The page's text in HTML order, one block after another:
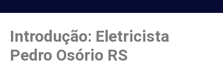
Introdução: Eletricista
Pedro Osório RS